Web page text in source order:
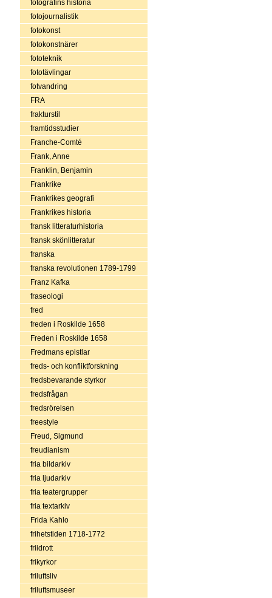
fotografins historia
fotojournalistik
fotokonst
fotokonstnärer
fototeknik
fototävlingar
fotvandring
FRA
frakturstil
framtidsstudier
Franche-Comté
Frank, Anne
Franklin, Benjamin
Frankrike
Frankrikes geografi
Frankrikes historia
fransk litteraturhistoria
fransk skönlitteratur
franska
franska revolutionen 1789-1799
Franz Kafka
fraseologi
fred
freden i Roskilde 1658
Freden i Roskilde 1658
Fredmans epistlar
freds- och konfliktforskning
fredsbevarande styrkor
fredsfrågan
fredsrörelsen
freestyle
Freud, Sigmund
freudianism
fria bildarkiv
fria ljudarkiv
fria teatergrupper
fria textarkiv
Frida Kahlo
frihetstiden 1718-1772
friidrott
frikyrkor
friluftsliv
friluftsmuseer